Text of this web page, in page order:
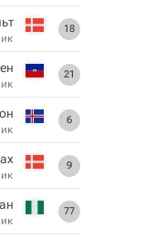
18
21
6
9
77